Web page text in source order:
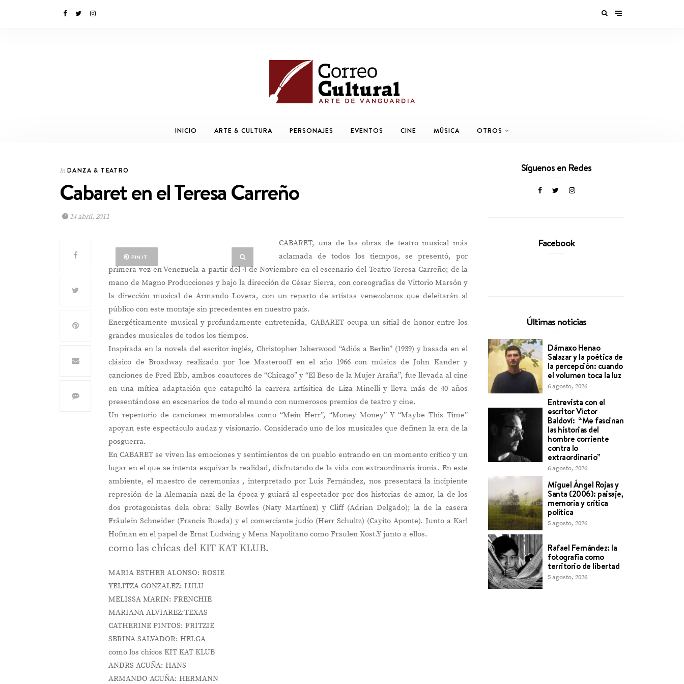
INICIO ARTE & CULTURA PERSONAJES EVENTOS CINE MÚSICA OTROS
In DANZA & TEATRO
Cabaret en el Teresa Carreño
14 abril, 2011
PIN IT
CABARET, una de las obras de teatro musical más
aclamada de todos los tiempos, se presentó, por
primera vez en Venezuela a partir del 4 de Noviembre en el escenario del Teatro Teresa Carreño; de la
mano de Magno Producciones y bajo la dirección de César Sierra, con coreografías de Vittorio Marsón y
la dirección musical de Armando Lovera, con un reparto de artistas venezolanos que deleitarán al
público con este montaje sin precedentes en nuestro país.
Energéticamente musical y profundamente entretenida, CABARET ocupa un sitial de honor entre los
grandes musicales de todos los tiempos.
Inspirada en la novela del escritor inglés, Christopher Isherwood “Adiós a Berlín” (1939) y basada en el
clásico de Broadway realizado por Joe Masterooff en el año 1966 con música de John Kander y
canciones de Fred Ebb, ambos coautores de “Chicago” y “El Beso de la Mujer Araña”, fue llevada al cine
en una mítica adaptación que catapultó la carrera artísitica de Liza Minelli y lleva más de 40 años
presentándose en escenarios de todo el mundo con numerosos premios de teatro y cine.
Un repertorio de canciones memorables como “Mein Herr”, “Money Money” Y “Maybe This Time”
apoyan este espectáculo audaz y visionario. Considerado uno de los musicales que definen la era de la
posguerra.
En CABARET se viven las emociones y sentimientos de un pueblo entrando en un momento crítico y un
lugar en el que se intenta esquivar la realidad, disfrutando de la vida con extraordinaria ironía. En este
ambiente, el maestro de ceremonias , interpretado por Luis Fernández, nos presentará la incipiente
represión de la Alemania nazi de la época y guiará al espectador por dos historias de amor, la de los
dos protagonistas dela obra: Sally Bowles (Naty Martínez) y Cliff (Adrian Delgado); la de la casera
Fräulein Schneider (Francis Rueda) y el comerciante judío (Herr Schultz) (Cayito Aponte). Junto a Karl
Hofman en el papel de Ernst Ludwing y Mena Napolitano como Fraulen Kost.Y junto a ellos.
como las chicas del KIT KAT KLUB.
MARIA ESTHER ALONSO: ROSIE
YELITZA GONZALEZ: LULU
MELISSA MARIN: FRENCHIE
MARIANA ALVIAREZ:TEXAS
CATHERINE PINTOS: FRITZIE
SBRINA SALVADOR: HELGA
como los chicos KIT KAT KLUB
ANDRS ACUÑA: HANS
ARMANDO ACUÑA: HERMANN
Síguenos en Redes
Facebook
Últimas noticias
Dámaxo Henao
Salazar y la poética de
la percepción: cuando
el volumen toca la luz
6 agosto, 2026
Entrevista con el
escritor Víctor
Baldoví: “Me fascinan
las historias del
hombre corriente
contra lo
extraordinario”
6 agosto, 2026
Miguel Ángel Rojas y
Santa (2006): paisaje,
memoria y crítica
política
5 agosto, 2026
Rafael Fernández: la
fotografía como
territorio de libertad
5 agosto, 2026